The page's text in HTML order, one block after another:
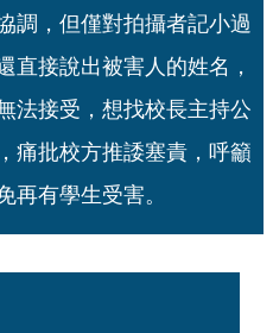
調，但僅對拍攝者記小過
直接說出被害人的姓名，
法接受，想找校長主持公
痛批校方推諉塞責，呼籲
再有學生受害。